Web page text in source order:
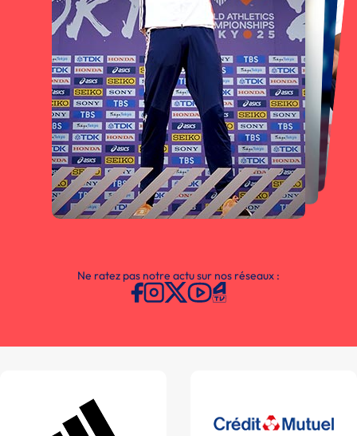
Ne ratez pas notre actu sur nos réseaux :